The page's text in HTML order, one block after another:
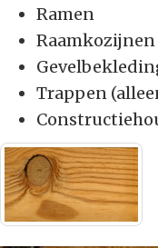
Ramen
Raamkozijnen
Trappen